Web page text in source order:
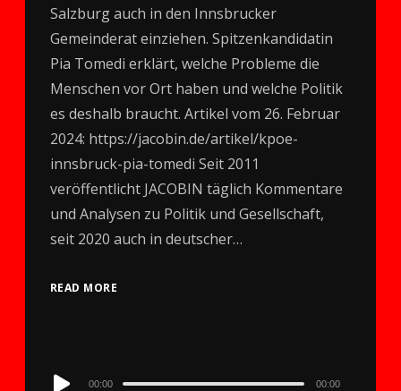
Salzburg auch in den Innsbrucker
Gemeinderat einziehen. Spitzenkandidatin
Pia Tomedi erklärt, welche Probleme die
Menschen vor Ort haben und welche Politik
es deshalb braucht. Artikel vom 26. Februar
2024: https://jacobin.de/artikel/kpoe-
innsbruck-pia-tomedi Seit 2011
veröffentlicht JACOBIN täglich Kommentare
und Analysen zu Politik und Gesellschaft,
seit 2020 auch in deutscher…
READ MORE
Audio
00:00 00:00